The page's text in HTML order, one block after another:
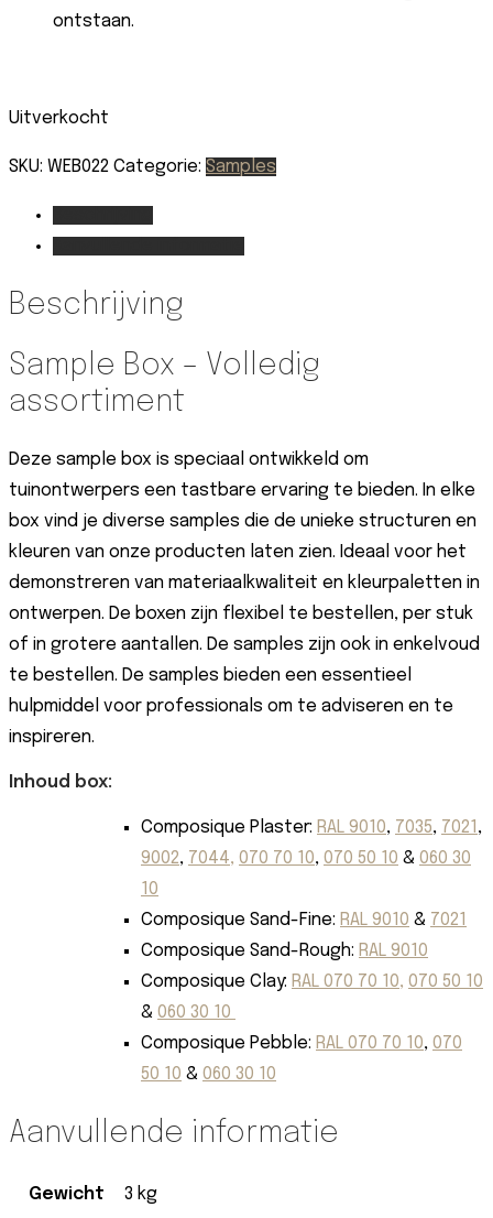
ontstaan.
Uitverkocht
SKU: WEB022 Categorie: Samples
Beschrijving
Sample Box – Volledig
assortiment
Deze sample box is speciaal ontwikkeld om
tuinontwerpers een tastbare ervaring te bieden. In elke
box vind je diverse samples die de unieke structuren en
kleuren van onze producten laten zien. Ideaal voor het
demonstreren van materiaalkwaliteit en kleurpaletten in
ontwerpen. De boxen zijn flexibel te bestellen, per stuk
of in grotere aantallen. De samples zijn ook in enkelvoud
te bestellen. De samples bieden een essentieel
hulpmiddel voor professionals om te adviseren en te
inspireren.
Inhoud box:
Composique Plaster: RAL 9010, 7035, 7021,
9002, 7044, 070 70 10, 070 50 10 & 060 30
10
Composique Sand-Fine: RAL 9010 & 7021
Composique Sand-Rough: RAL 9010
Composique Clay: RAL 070 70 10, 070 50 10
& 060 30 10
Composique Pebble: RAL 070 70 10, 070
50 10 & 060 30 10
Aanvullende informatie
Gewicht 3 kg